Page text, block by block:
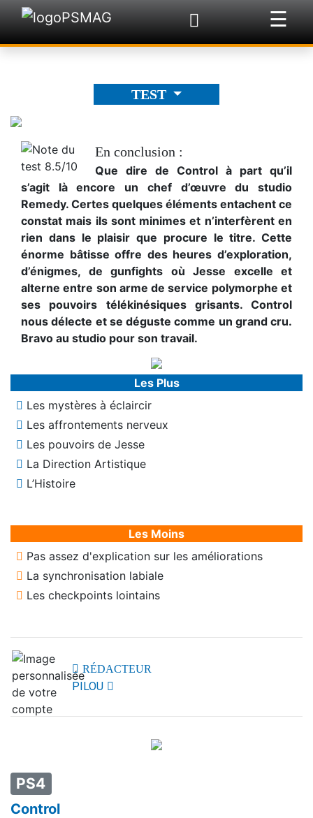
☰
×
TEST
En conclusion :
Que dire de Control à part qu’il
s’agit là encore un chef d’œuvre du studio
Remedy. Certes quelques éléments entachent ce
constat mais ils sont minimes et n’interfèrent en
rien dans le plaisir que procure le titre. Cette
énorme bâtisse offre des heures d’exploration,
d’énigmes, de gunfights où Jesse excelle et
alterne entre son arme de service polymorphe et
ses pouvoirs télékinésiques grisants. Control
nous délecte et se déguste comme un grand cru.
Bravo au studio pour son travail.
Les Plus
Les mystères à éclaircir
Les affrontements nerveux
Les pouvoirs de Jesse
La Direction Artistique
L’Histoire
Les Moins
Pas assez d'explication sur les améliorations
La synchronisation labiale
Les checkpoints lointains
RÉDACTEUR
PILOU
PS4
Control